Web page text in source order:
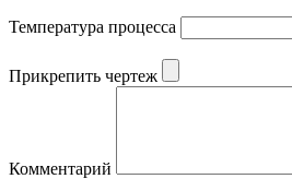
Температура процесса
Прикрепить чертеж
Комментарий